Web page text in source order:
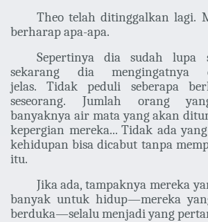
Theo telah ditinggalkan lagi.
berharap apa-apa.
Sepertinya dia sudah lupa
sekarang dia mengingatnya
jelas. Tidak peduli seberapa
seseorang. Jumlah orang
banyaknya air mata yang akan
kepergian mereka... Tidak ada
kehidupan bisa dicabut tanpa
itu.
Jika ada, tampaknya mereka
banyak untuk hidup—mereka
berduka—selalu menjadi yang